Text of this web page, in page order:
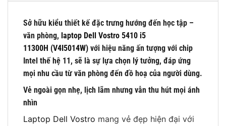
Sở hữu kiểu thiết kế đặc trưng hướng đến học tập –
văn phòng, laptop Dell Vostro 5410 i5
11300H (V4I5014W) với hiệu năng ấn tượng với chip
Intel thế hệ 11, sẽ là sự lựa chọn lý tưởng, đáp ứng
mọi nhu cầu từ văn phòng đến đồ hoạ của người dùng.
Vẻ ngoài gọn nhẹ, lịch lãm nhưng vẫn thu hút mọi ánh
nhìn
Laptop Dell Vostro mang vẻ đẹp hiện đại với